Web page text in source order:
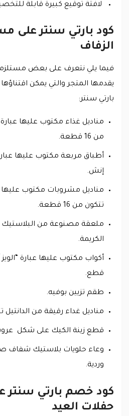
لافتة توقيع كبيرة قابلة
كود بارتي سنتر على
الزفاف
فيما يلي نتعرف على بعض
يقدمها المتجر والتي يمكن
بارتي سنتر:
مناديل غذاء مكتوب عليها عبارة
من 16 قطعة.
إنش.
مناديل مشروبات مكتوب عليها
تتكون من 16 قطعة.
ملعقة مصنوعة من البلاستيك
الكريمة.
قطع.
طقم تزيين بوفيه.
مناديل غداء رقيقة من الدانتيل تتكون
قطع زينة الكيك على شكل
وعاء حلويات بلاستيك شفاف
وردية.
كود خصم بارتي سنتر
حفلات العيد